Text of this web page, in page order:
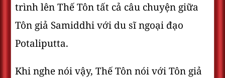
trình lên Thế Tôn tất cả câu chuyện giữa
Tôn giả Samiddhi với du sĩ ngoại đạo
Potaliputta.
Khi nghe nói vậy, Thế Tôn nói với Tôn giả